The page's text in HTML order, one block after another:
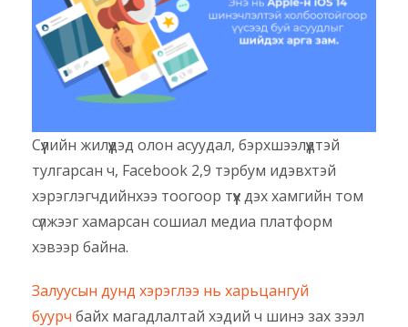
Сүүлийн жилүүдэд олон асуудал, бэрхшээлүүдтэй
тулгарсан ч, Facebook 2,9 тэрбум идэвхтэй
хэрэглэгчдийнхээ тоогоор түүх дэх хамгийн том
сүлжээг хамарсан сошиал медиа платформ
хэвээр байна.
Залуусын дунд хэрэглээ нь харьцангуй
буурч байх магадлалтай хэдий ч шинэ зах зээл